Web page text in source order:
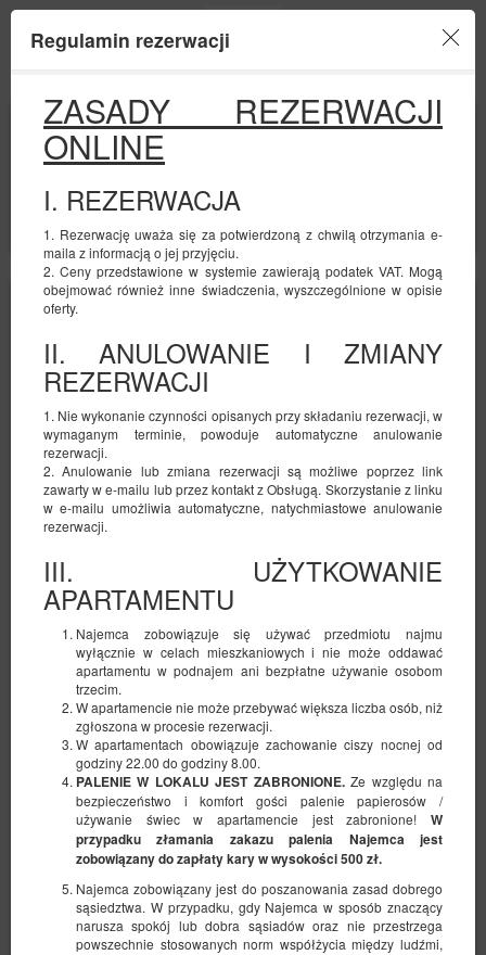
Regulamin rezerwacji
ZASADY REZERWACJI
ONLINE
I. REZERWACJA
1. Rezerwację uważa się za potwierdzoną z chwilą otrzymania e-
maila z informacją o jej przyjęciu.
2. Ceny przedstawione w systemie zawierają podatek VAT. Mogą
obejmować również inne świadczenia, wyszczególnione w opisie
oferty.
II. ANULOWANIE I ZMIANY
REZERWACJI
1. Nie wykonanie czynności opisanych przy składaniu rezerwacji, w
wymaganym terminie, powoduje automatyczne anulowanie
rezerwacji.
2. Anulowanie lub zmiana rezerwacji są możliwe poprzez link
zawarty w e-mailu lub przez kontakt z Obsługą. Skorzystanie z linku
w e-mailu umożliwia automatyczne, natychmiastowe anulowanie
rezerwacji.
III. UŻYTKOWANIE
APARTAMENTU
Najemca zobowiązuje się używać przedmiotu najmu
wyłącznie w celach mieszkaniowych i nie może oddawać
apartamentu w podnajem ani bezpłatne używanie osobom
trzecim.
W apartamencie nie może przebywać większa liczba osób, niż
zgłoszona w procesie rezerwacji.
W apartamentach obowiązuje zachowanie ciszy nocnej od
godziny 22.00 do godziny 8.00.
PALENIE W LOKALU JEST ZABRONIONE.Ze względu na
bezpieczeństwo i komfort gości palenie papierosów /
używanie świec w apartamencie jest zabronione! W
przypadku złamania zakazu palenia Najemca jest
zobowiązany do zapłaty kary w wysokości 500 zł.
Najemca zobowiązany jest do poszanowania zasad dobrego
sąsiedztwa. W przypadku, gdy Najemca w sposób znaczący
narusza spokój lub dobra sąsiadów oraz nie przestrzega
powszechnie stosowanych norm współżycia między ludźmi,
POCZĄTEK
08
SIERPNIA
2026
KONIEC
LICZBA OSÓB